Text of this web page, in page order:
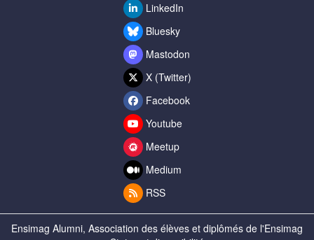
LinkedIn
Bluesky
Mastodon
X (Twitter)
Facebook
Youtube
Meetup
Medium
RSS
Ensimag Alumni, Association des élèves et diplômés de l'Ensimag